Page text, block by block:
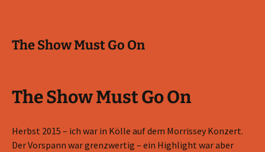
The Show Must Go On
The Show Must Go On
Herbst 2015 – ich war in Kölle auf dem Morrissey Konzert.
Der Vorspann war grenzwertig – ein Highlight war aber